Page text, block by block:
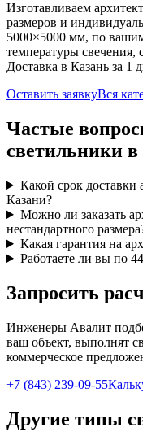
Изготавливаем
размеров и
5000×5000 мм, по
температуры свечения,
Доставка в Казань за 1
Оставить заявкуВся
Частые
светильники в
Какой срок доставки
Казани?
Можно ли заказать
нестандартного
Какая гарантия на
Работаете ли вы по
Запросить
Инженеры Авалит
ваш объект, выполнят
коммерческое
+7 (843) 239-09-55
Другие типы